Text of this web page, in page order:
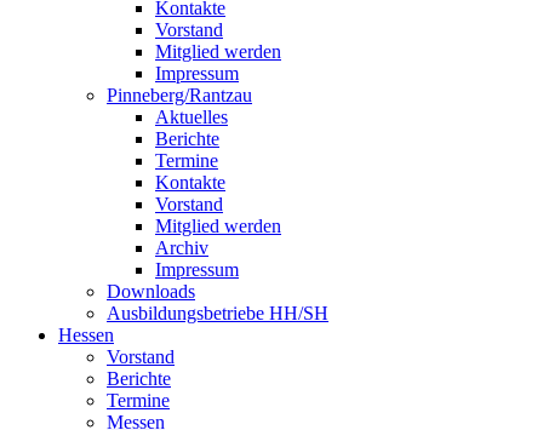
Kontakte
Vorstand
Mitglied werden
Impressum
Pinneberg/Rantzau
Aktuelles
Berichte
Termine
Kontakte
Vorstand
Mitglied werden
Archiv
Impressum
Downloads
Ausbildungsbetriebe HH/SH
Hessen
Vorstand
Berichte
Termine
Messen